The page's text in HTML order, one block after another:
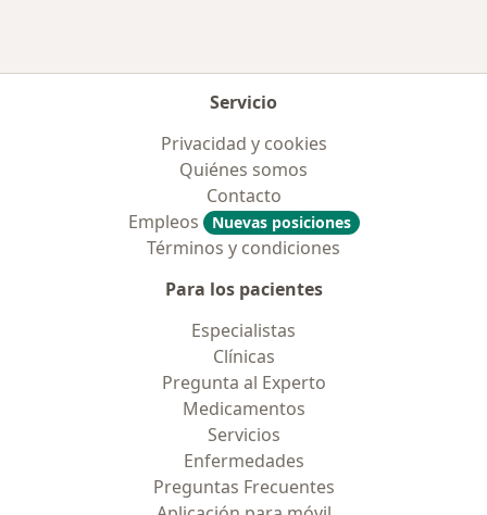
Servicio
Privacidad y cookies
Quiénes somos
Contacto
Empleos
Nuevas posiciones
Términos y condiciones
Para los pacientes
Especialistas
Clínicas
Pregunta al Experto
Medicamentos
Servicios
Enfermedades
Preguntas Frecuentes